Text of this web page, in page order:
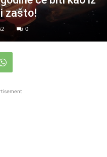
zašto!
0